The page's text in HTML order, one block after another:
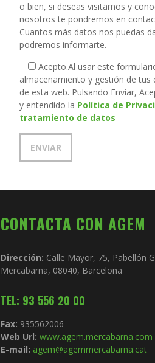
o bien, si deseas visitarnos y
nosotros te pondremos en
Cuantos más datos nos puedas
podremos informarte.
Acepto.Al usar este
almacenamiento y gestión de tus
de esta web. Pulsando Enviar,
y entendido la Política de
tratamiento de datos
CONTACTA CON AGEM
Dirección: Calle Mayor, 75, Pabellón
Mercabarna, 08040, Barcelona
TEL: 93 556 20 00
Fax: 935562006
Web Url: www.agem.mercabarna.com
E-mail: agem@agemmercabarna.cat